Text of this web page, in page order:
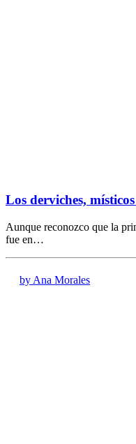
Los derviches,
Aunque reconozco que la
fue en…
by Ana Morales